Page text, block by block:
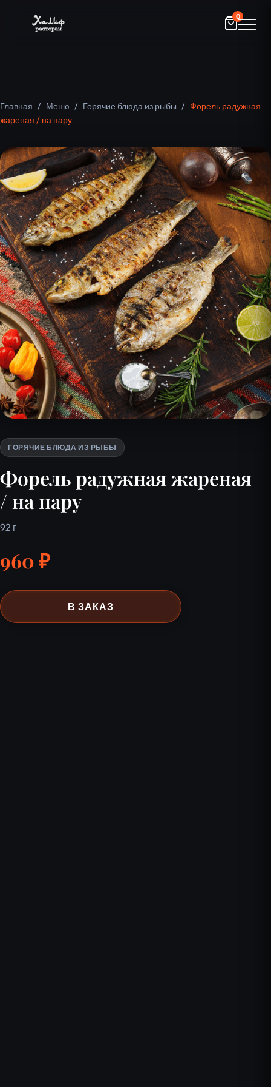
0
Главная / Меню / Горячие блюда из рыбы / Форель радужная
жареная / на пару
ГОРЯЧИЕ БЛЮДА ИЗ РЫБЫ
Форель радужная жареная
/ на пару
92 г
960 ₽
В ЗАКАЗ